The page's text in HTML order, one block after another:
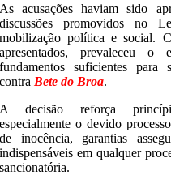
As acusações haviam sido
discussões promovidos no
mobilização política e social.
apresentados, prevaleceu o
fundamentos suficientes para
contra Bete do Broa.
A decisão reforça
especialmente o devido
de inocência, garantias
indispensáveis em qualquer
sancionatória.